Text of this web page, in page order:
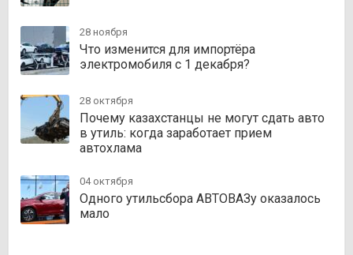
28 ноября
Что изменится для импортёра
электромобиля с 1 декабря?
28 октября
Почему казахстанцы не могут сдать авто
в утиль: когда заработает прием
автохлама
04 октября
Одного утильсбора АВТОВАЗу оказалось
мало